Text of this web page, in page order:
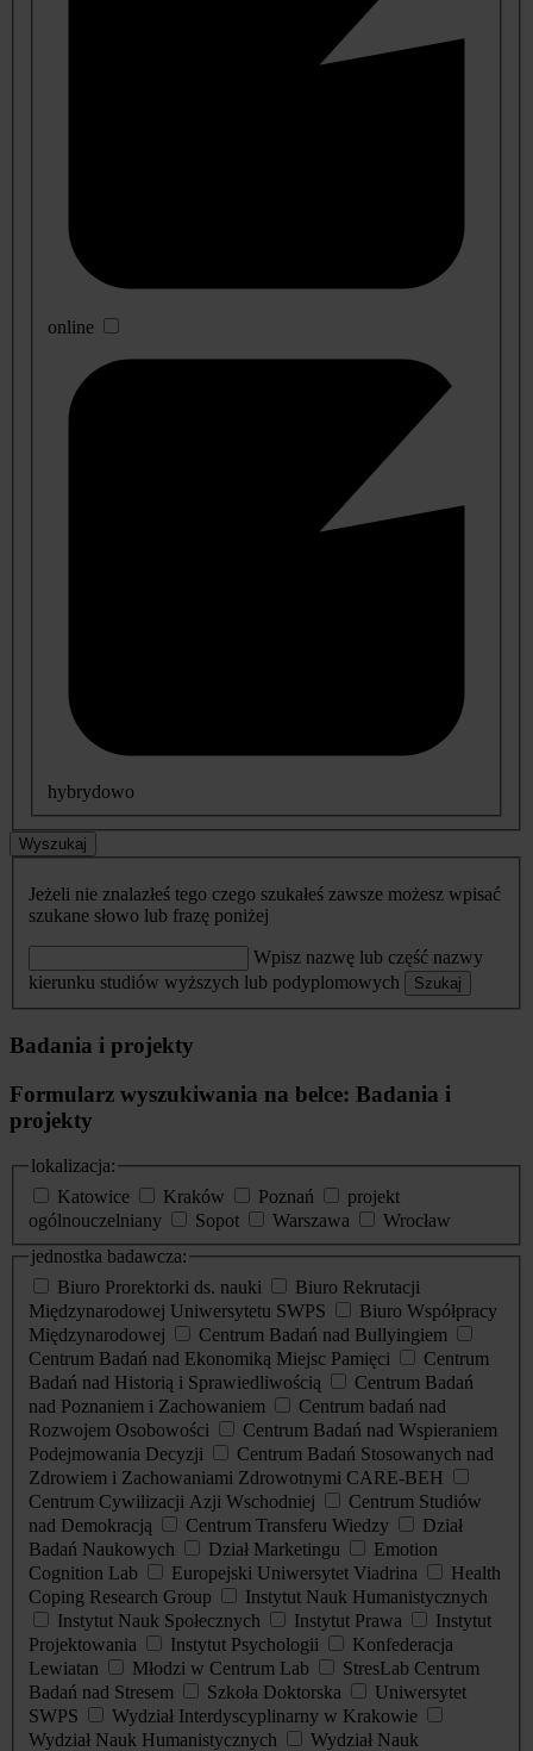
online
hybrydowo
Wyszukaj
Jeżeli nie znalazłeś tego czego szukałeś zawsze możesz wpisać
szukane słowo lub frazę poniżej
Wpisz nazwę lub część nazwy
kierunku studiów wyższych lub podyplomowych
Szukaj
Badania i projekty
Formularz wyszukiwania na belce: Badania i
projekty
lokalizacja:
Katowice
Kraków Poznań
projekt
ogólnouczelniany
Sopot Warszawa
Wrocław
jednostka badawcza:
Biuro Prorektorki ds. nauki
Biuro Rekrutacji
Międzynarodowej Uniwersytetu SWPS
Biuro Współpracy
Międzynarodowej
Centrum Badań nad Bullyingiem
Centrum Badań nad Ekonomiką Miejsc Pamięci
Centrum
Badań nad Historią i Sprawiedliwością
Centrum Badań
nad Poznaniem i Zachowaniem
Centrum badań nad
Rozwojem Osobowości
Centrum Badań nad Wspieraniem
Podejmowania Decyzji
Centrum Badań Stosowanych nad
Zdrowiem i Zachowaniami Zdrowotnymi CARE-BEH
Centrum Cywilizacji Azji Wschodniej
Centrum Studiów
nad Demokracją
Centrum Transferu Wiedzy
Dział
Badań Naukowych
Dział Marketingu
Emotion
Cognition Lab
Europejski Uniwersytet Viadrina
Health
Coping Research Group
Instytut Nauk Humanistycznych
Instytut Nauk Społecznych
Instytut Prawa
Instytut
Projektowania
Instytut Psychologii
Konfederacja
Lewiatan
Młodzi w Centrum Lab
StresLab Centrum
Badań nad Stresem
Szkoła Doktorska
Uniwersytet
SWPS
Wydział Interdyscyplinarny w Krakowie
Wydział Nauk Humanistycznych
Wydział Nauk